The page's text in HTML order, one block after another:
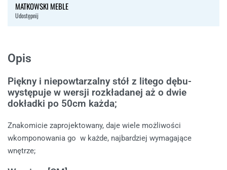
MATKOWSKI MEBLE
Udostępnij
Opis
Piękny i niepowtarzalny stół z litego dębu-
występuje w wersji rozkładanej aż o dwie
dokładki po 50cm każda;
Znakomicie zaprojektowany, daje wiele możliwości
wkomponowania go w każde, najbardziej wymagające
wnętrze;